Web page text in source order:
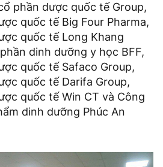
phần dược quốc tế Group,
quốc tế Big Four Pharma,
quốc tế Long Khang
dinh dưỡng y học BFF,
quốc tế Safaco Group,
quốc tế Darifa Group,
quốc tế Win CT và Công
dinh dưỡng Phúc An